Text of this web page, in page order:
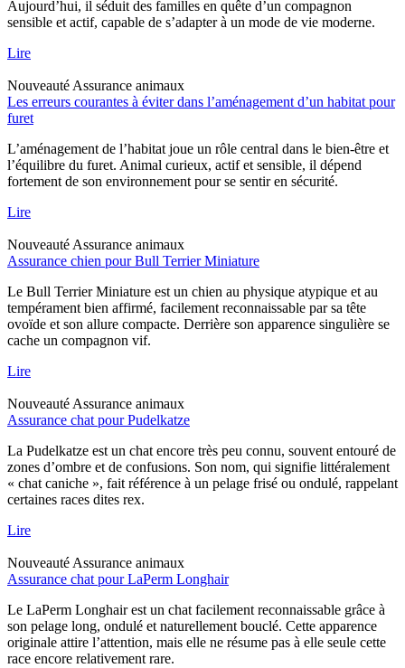
Aujourd’hui, il séduit des familles en quête d’un compagnon
sensible et actif, capable de s’adapter à un mode de vie moderne.
Lire
Nouveauté Assurance animaux
Les erreurs courantes à éviter dans l’aménagement d’un habitat pour
furet
L’aménagement de l’habitat joue un rôle central dans le bien-être et
l’équilibre du furet. Animal curieux, actif et sensible, il dépend
fortement de son environnement pour se sentir en sécurité.
Lire
Nouveauté Assurance animaux
Assurance chien pour Bull Terrier Miniature
Le Bull Terrier Miniature est un chien au physique atypique et au
tempérament bien affirmé, facilement reconnaissable par sa tête
ovoïde et son allure compacte. Derrière son apparence singulière se
cache un compagnon vif.
Lire
Nouveauté Assurance animaux
Assurance chat pour Pudelkatze
La Pudelkatze est un chat encore très peu connu, souvent entouré de
zones d’ombre et de confusions. Son nom, qui signifie littéralement
« chat caniche », fait référence à un pelage frisé ou ondulé, rappelant
certaines races dites rex.
Lire
Nouveauté Assurance animaux
Assurance chat pour LaPerm Longhair
Le LaPerm Longhair est un chat facilement reconnaissable grâce à
son pelage long, ondulé et naturellement bouclé. Cette apparence
originale attire l’attention, mais elle ne résume pas à elle seule cette
race encore relativement rare.